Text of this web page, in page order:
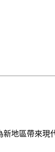
地區帶來